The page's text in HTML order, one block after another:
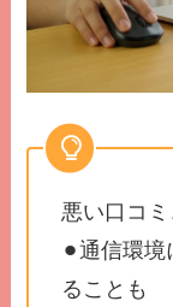
悪い口コ
⚫︎通信環
ることも